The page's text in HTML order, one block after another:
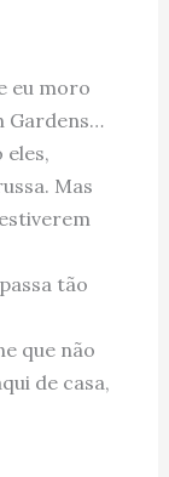
eu moro
Gardens…
Mas
tão
que não
de casa,